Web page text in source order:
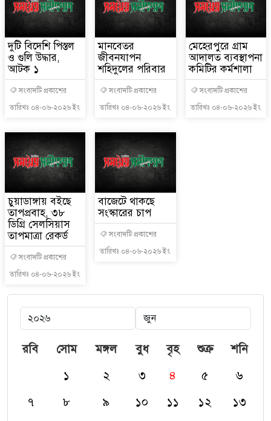
দুটি বিদেশি পিস্তল
ও গুলি উদ্ধার,
আটক ১
সংবাদটি প্রকাশের
তারিখঃ ০৪-০৬-২০২৬ ইং
মানবেতর
জীবনযাপন
শহিদুলের পরিবার
সংবাদটি প্রকাশের
তারিখঃ ০৪-০৬-২০২৬ ইং
মেহেরপুরে গ্রাম
আদালত ব্যবস্থাপনা
কমিটির কর্মশালা
সংবাদটি প্রকাশের
তারিখঃ ০৪-০৬-২০২৬ ইং
চুয়াডাঙ্গায় বইছে
তাপপ্রবাহ, ৩৮
ডিগ্রি সেলসিয়াস
তাপমাত্রা রেকর্ড
সংবাদটি প্রকাশের
তারিখঃ ০৪-০৬-২০২৬ ইং
বাজেটে থাকছে
সংস্কারের চাপ
সংবাদটি প্রকাশের
তারিখঃ ০৪-০৬-২০২৬ ইং
রবি সোম মঙ্গল বুধ বৃহ শুক্র
শনি
১
২ ৩ ৪ ৫
৬
৭
৮ ৯ ১০ ১১ ১২
১৩